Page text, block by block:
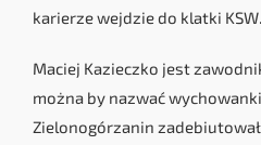
karierze wejdzie do klatki KSW.
Maciej Kazieczko jest
można by nazwać
Zielonogórzanin